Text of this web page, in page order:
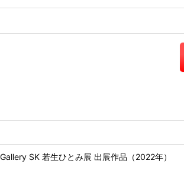
SK 若生ひとみ展 出展作品（2022年）